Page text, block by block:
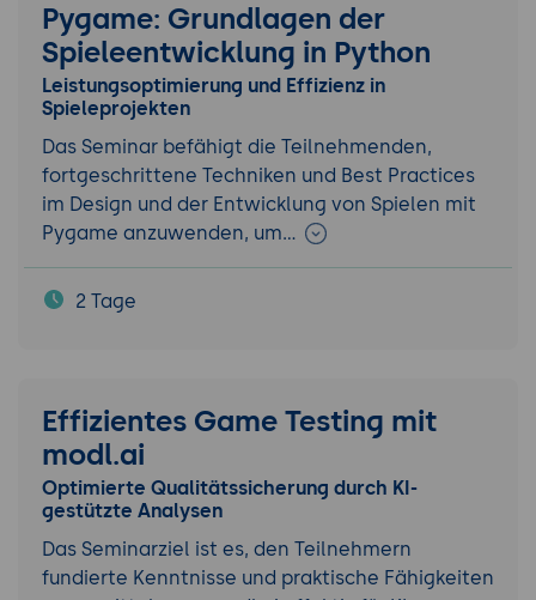
Pygame: Grundlagen der
Spieleentwicklung in Python
Leistungsoptimierung und Effizienz in
Spieleprojekten
Das Seminar befähigt die Teilnehmenden,
fortgeschrittene Techniken und Best Practices
im Design und der Entwicklung von Spielen mit
Pygame anzuwenden, um…
2 Tage
Effizientes Game Testing mit
modl.ai
Optimierte Qualitätssicherung durch KI-
gestützte Analysen
Das Seminarziel ist es, den Teilnehmern
fundierte Kenntnisse und praktische Fähigkeiten